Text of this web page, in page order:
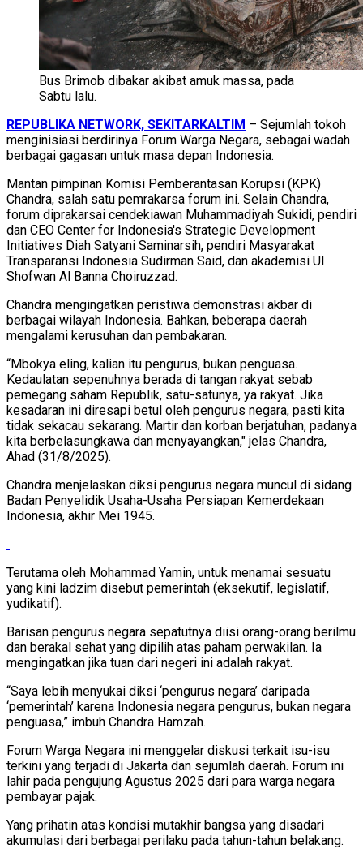
Bus Brimob dibakar akibat amuk massa, pada
Sabtu lalu.
REPUBLIKA NETWORK, SEKITARKALTIM – Sejumlah tokoh
menginisiasi berdirinya Forum Warga Negara, sebagai wadah
berbagai gagasan untuk masa depan Indonesia.
Mantan pimpinan Komisi Pemberantasan Korupsi (KPK)
Chandra, salah satu pemrakarsa forum ini. Selain Chandra,
forum diprakarsai cendekiawan Muhammadiyah Sukidi, pendiri
dan CEO Center for Indonesia's Strategic Development
Initiatives Diah Satyani Saminarsih, pendiri Masyarakat
Transparansi Indonesia Sudirman Said, dan akademisi UI
Shofwan Al Banna Choiruzzad.
Chandra mengingatkan peristiwa demonstrasi akbar di
berbagai wilayah Indonesia. Bahkan, beberapa daerah
mengalami kerusuhan dan pembakaran.
“Mbokya eling, kalian itu pengurus, bukan penguasa.
Kedaulatan sepenuhnya berada di tangan rakyat sebab
pemegang saham Republik, satu-satunya, ya rakyat. Jika
kesadaran ini diresapi betul oleh pengurus negara, pasti kita
tidak sekacau sekarang. Martir dan korban berjatuhan, padanya
kita berbelasungkawa dan menyayangkan," jelas Chandra,
Ahad (31/8/2025).
Chandra menjelaskan diksi pengurus negara muncul di sidang
Badan Penyelidik Usaha-Usaha Persiapan Kemerdekaan
Indonesia, akhir Mei 1945.
Terutama oleh Mohammad Yamin, untuk menamai sesuatu
yang kini ladzim disebut pemerintah (eksekutif, legislatif,
yudikatif).
Barisan pengurus negara sepatutnya diisi orang-orang berilmu
dan berakal sehat yang dipilih atas paham perwakilan. Ia
mengingatkan jika tuan dari negeri ini adalah rakyat.
“Saya lebih menyukai diksi ‘pengurus negara’ daripada
‘pemerintah’ karena Indonesia negara pengurus, bukan negara
penguasa,” imbuh Chandra Hamzah.
Forum Warga Negara ini menggelar diskusi terkait isu-isu
terkini yang terjadi di Jakarta dan sejumlah daerah. Forum ini
lahir pada pengujung Agustus 2025 dari para warga negara
pembayar pajak.
Yang prihatin atas kondisi mutakhir bangsa yang disadari
akumulasi dari berbagai perilaku pada tahun-tahun belakang.